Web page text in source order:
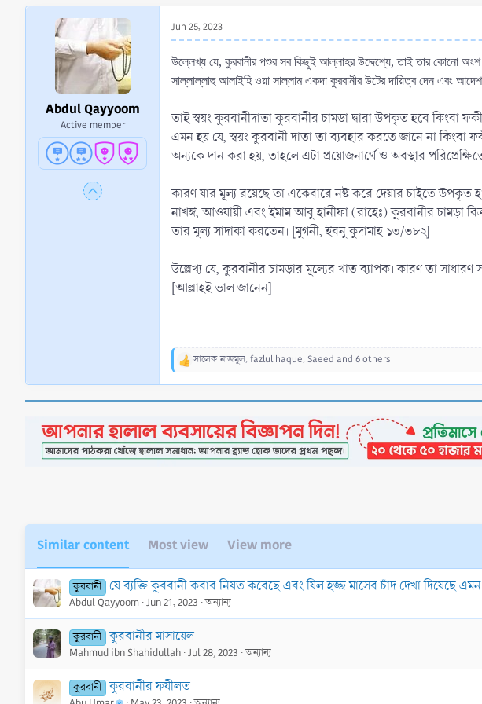
r
t
e
r
Abdul Qayyoom
Active member
Jun 25, 2023
উল্লেখ্য যে, কুরবানীর পশুর সব কিছুই আল্লাহর উদ্দেশ্যে, তাই তার কোনো অংশ
সাল্লাল্লাহু আলাইহি ওয়া সাল্লাম একদা কুরবানীর উটের দায়িত্ব দেন এবং
তাই স্বয়ং কুরবানীদাতা কুরবানীর চামড়া দ্বারা উপকৃত হবে কিংবা
এমন হয় যে, স্বয়ং কুরবানী দাতা তা ব্যবহার করতে জানে না কিংবা
অন্যকে দান করা হয়, তাহলে এটা প্রয়োজনার্থে ও অবস্থার
কারণ যার মূল্য রয়েছে তা একেবারে নষ্ট করে দেয়ার চাইতে উপকৃত
নাখঈ, আওযায়ী এবং ইমাম আবু হানীফা (রাহেঃ) কুরবানীর চামড়া
তার মূল্য সাদাকা করতেন। [মুগনী, ইবনু কুদামাহ ১৩/৩৮২]
উল্লেখ্য যে, কুরবানীর চামড়ার মূল্যের খাত ব্যাপক। কারণ তা
[আল্লাহই ভাল জানেন]
R
i
o
n
সালেক নাজমুল, fazlul haque, Saeed and 6 others
Similar content Most view View more
কুরবানী যে ব্যক্তি কুরবানী করার নিয়ত করেছে এবং যিল হজ্জ মাসের চাঁদ দেখা দিয়েছে
Abdul Qayyoom Jun 21, 2023 অন্যান্য
কুরবানী কুরবানীর মাসায়েল
Mahmud ibn Shahidullah Jul 28, 2023 অন্যান্য
কুরবানী কুরবানীর ফযীলত